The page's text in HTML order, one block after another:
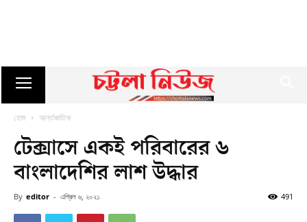
হোম আর্ন্তজাতিক
টেক্সাসে একই পরিবারের ৬
বাংলাদেশির লাশ উদ্ধার
By editor - এপ্রিল ৬, ২০২১ 491